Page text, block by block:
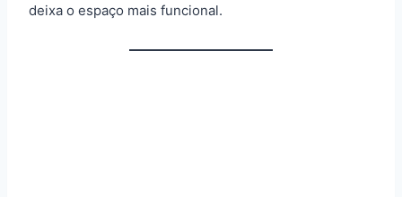
deixa o espaço mais funcional.